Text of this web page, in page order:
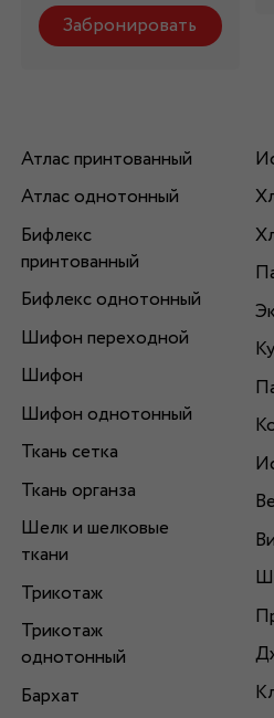
Забронировать
Атлас принтованный
Атлас однотонный
Бифлекс
принтованный
Бифлекс однотонный
Шифон переходной
Шифон
Шифон однотонный
Ткань сетка
Ткань органза
Шелк и шелковые
ткани
Трикотаж
Трикотаж
однотонный
Бархат